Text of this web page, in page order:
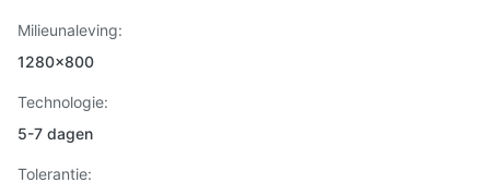
Milieunaleving:
1280x800
Technologie:
5-7 dagen
Tolerantie: